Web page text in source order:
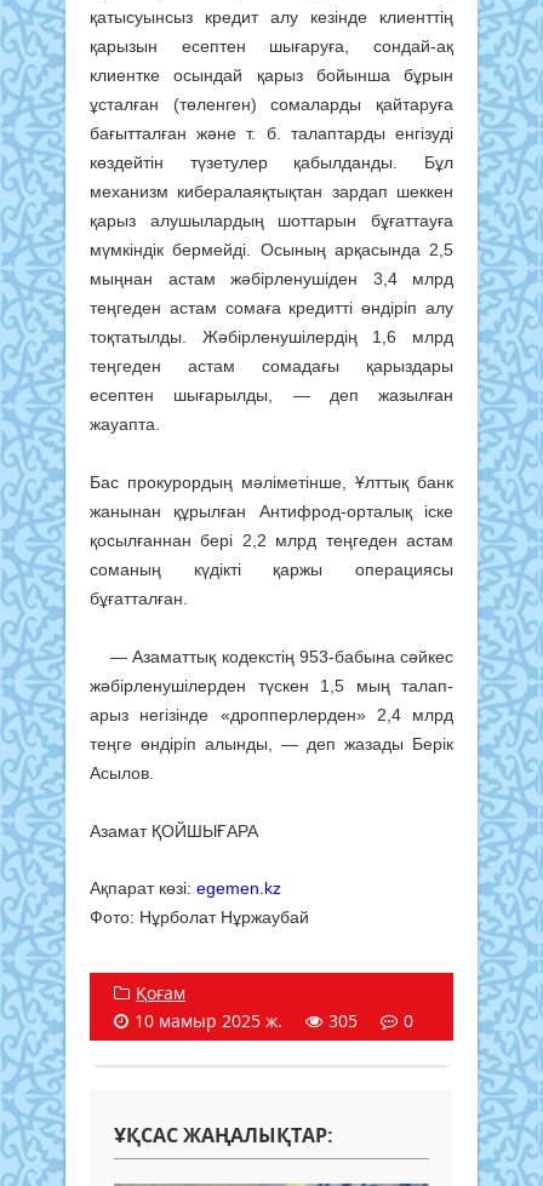
қатысуынсыз кредит алу кезінде клиенттің
қарызын есептен шығаруға, сондай-ақ
клиентке осындай қарыз бойынша бұрын
ұсталған (төленген) сомаларды қайтаруға
бағытталған жəне т. б. талаптарды енгізуді
көздейтін түзетулер қабылданды. Бұл
механизм кибералаяқтықтан зардап шеккен
қарыз алушылардың шоттарын бұғаттауға
мүмкіндік бермейді. Осының арқасында 2,5
мыңнан астам жəбірленушіден 3,4 млрд
теңгеден астам сомаға кредитті өндіріп алу
тоқтатылды. Жəбірленушілердің 1,6 млрд
теңгеден астам сомадағы қарыздары
есептен шығарылды, — деп жазылған
жауапта.
Бас прокурордың мәліметінше, Ұлттық банк
жанынан құрылған Антифрод-орталық іске
қосылғаннан бері 2,2 млрд теңгеден астам
соманың күдікті қаржы операциясы
бұғатталған.
— Азаматтық кодекстің 953-бабына сəйкес
жəбірленушілерден түскен 1,5 мың талап-
арыз негізінде «дропперлерден» 2,4 млрд
теңге өндіріп алынды, — деп жазады Берік
Асылов.
Азамат ҚОЙШЫҒАРА
Ақпарат көзі: egemen.kz
Фото: Нұрболат Нұржаубай
Қоғам
10 мамыр 2025 ж.
305 0
ҰҚСАС ЖАҢАЛЫҚТАР: